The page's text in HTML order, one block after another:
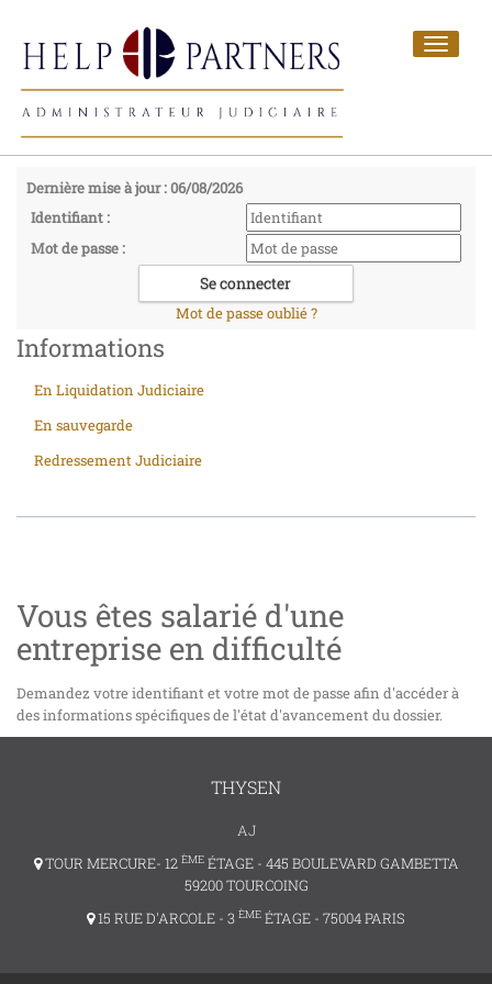
Toggle
Dernière mise à jour : 06/08/2026
Identifiant :
Mot de passe :
Mot de passe oublié ?
Informations
En Liquidation Judiciaire
En sauvegarde
Redressement Judiciaire
Vous êtes salarié d'une
entreprise en difficulté
Demandez votre identifiant et votre mot de passe afin d'accéder à
des informations spécifiques de l'état d'avancement du dossier.
THYSEN
AJ
TOUR MERCURE- 12 ÈMEÉTAGE - 445 BOULEVARD GAMBETTA
59200 TOURCOING
15 RUE D'ARCOLE - 3 ÈME ÉTAGE - 75004 PARIS